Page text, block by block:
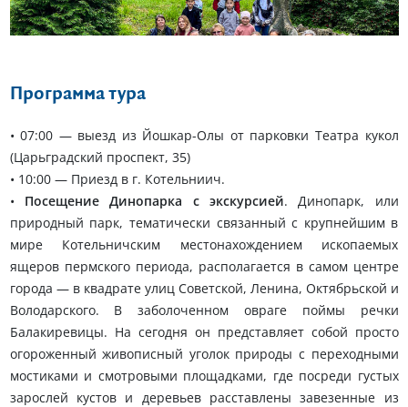
Еще 5 фото
Программа тура
• 07:00 — выезд из Йошкар-Олы от парковки Театра кукол
(Царьградский проспект, 35)
• 10:00 — Приезд в г. Котельниич.
• Посещение Динопарка с экскурсией. Динопарк, или
природный парк, тематически связанный с крупнейшим в
мире Котельничским местонахождением ископаемых
ящеров пермского периода, располагается в самом центре
города — в квадрате улиц Советской, Ленина, Октябрьской и
Володарского. В заболоченном овраге поймы речки
Балакиревицы. На сегодня он представляет собой просто
огороженный живописный уголок природы с переходными
мостиками и смотровыми площадками, где посреди густых
зарослей кустов и деревьев расставлены завезенные из